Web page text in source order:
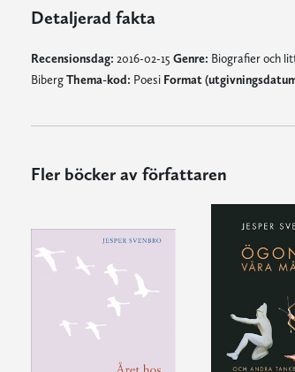
Detaljerad fakta
Recensionsdag: 2016-02-15 Genre: Biografier och
BibergThema-kod: Poesi Format
Fler böcker av författaren